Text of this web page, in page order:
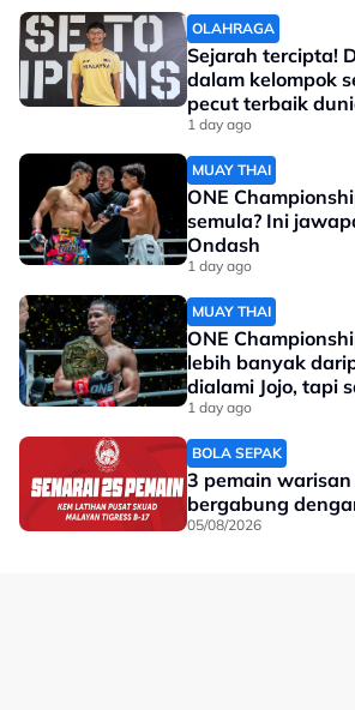
OLAHRAGA
Sejarah tercipta!
dalam kelompok
pecut terbaik
1 day ago
MUAY THAI
ONE
semula? Ini
Ondash
1 day ago
MUAY THAI
ONE
lebih banyak
dialami Jojo, tapi
dunia'
1 day ago
BOLA SEPAK
3 pemain
bergabung
05/08/2026